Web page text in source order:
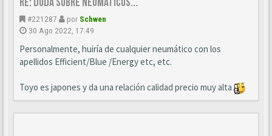
#221287 por Schwen
30 Ago 2022, 17:49
Personalmente, huiría de cualquier neumático con los
apellidos Efficient/Blue /Energy etc, etc.
Toyo es japones y da una relación calidad precio muy alta